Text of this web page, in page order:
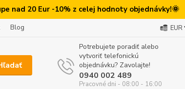
nad 20 Eur -10% z celej hodnoty objednávky!🌞
Blog EUR
Potrebujete poradiť alebo
vytvoriť telefonickú
objednávku? Zavolajte!
0940 002 489
Pracovné dni - 08:00 - 16:00